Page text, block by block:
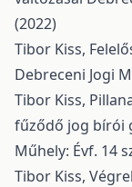
(2022)
Tibor Kiss,
Debreceni Jogi
Tibor Kiss,
fűződő jog bírói
Műhely: Évf. 14
Tibor Kiss,